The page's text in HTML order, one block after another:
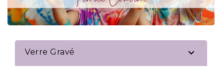
Verre Gravé 